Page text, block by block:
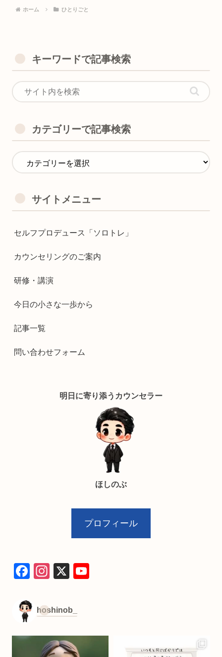
ホーム ひとりごと
キーワードで記事検索
カテゴリーで記事検索
サイトメニュー
セルフプロデュース「ソロトレ」
カウンセリングのご案内
研修・講演
今日の小さな一歩から
記事一覧
問い合わせフォーム
明日に寄り添うカウンセラー
ほしのぶ
プロフィール
F
c
e
b
In
a
gr
a
m
X
u
hoshinob_